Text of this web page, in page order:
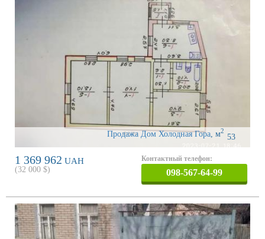
Продажа Дом Холодная Гора 53
м2
1 369 962 UAH
(32 000 $)
Контактный телефон:
098-567-64-99